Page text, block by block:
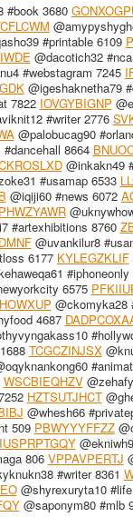
#book 3680
#printable 6109
@dacotich32
#webstagram 7245
@igeshaknetha79
7822 IOVGYBIGNP
#writer 2776
@palobucag90
#dancehall 8664
@inkakn49
#usamap 6533
@iqiji60 #news 6072
#artexhibitions 8760
@uvankilur8
6177 KYLEGZKLIF
#iphoneonly
6575
@ckomyka28
4687
TCGCZINJSX
WSCBIEQHZV
HZTSUTJHCT
@whesh66
509 PBWYYYFFZZ
IUSPRPTGQY
806 VPPAVPERTJ
#writer 8361
@shyrexuryta10
@saponym80 #mlb